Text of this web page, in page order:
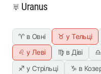
♅ Uranus
♈ в Овні ♉ у Тельці
♌ у Леві
♍ в Діві
♐ у Стрільці
♑ в